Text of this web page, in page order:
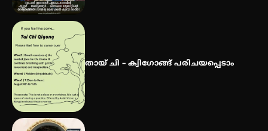
സ്വദേശി ആതിര എം കെ യുടെ
നേട്ടം പ്രതിസന്ധികളോട് പൊരുതി
തായ് ചി – ക്വിഗോങ്ങ് പരിചയപ്പെടാം